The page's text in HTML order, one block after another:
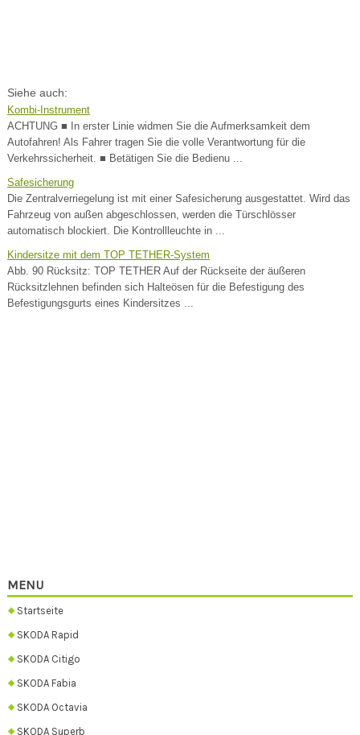
Siehe auch:
Kombi-Instrument
ACHTUNG ■ In erster Linie widmen Sie die Aufmerksamkeit dem
Autofahren! Als Fahrer tragen Sie die volle Verantwortung für die
Verkehrssicherheit. ■ Betätigen Sie die Bedienu ...
Safesicherung
Die Zentralverriegelung ist mit einer Safesicherung ausgestattet. Wird das
Fahrzeug von außen abgeschlossen, werden die Türschlösser
automatisch blockiert. Die Kontrollleuchte in ...
Kindersitze mit dem TOP TETHER-System
Abb. 90 Rücksitz: TOP TETHER Auf der Rückseite der äußeren
Rücksitzlehnen befinden sich Halteösen für die Befestigung des
Befestigungsgurts eines Kindersitzes ...
MENU
Startseite
SKODA Rapid
SKODA Citigo
SKODA Fabia
SKODA Octavia
SKODA Superb